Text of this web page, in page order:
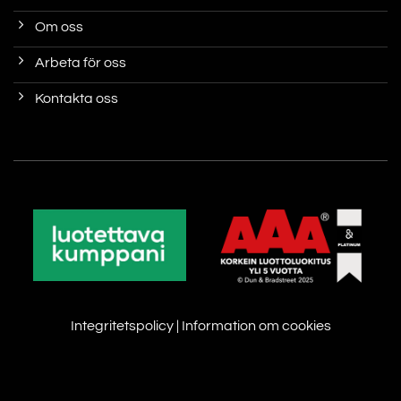
Om oss
Arbeta för oss
Kontakta oss
Integritetspolicy| Information om cookies